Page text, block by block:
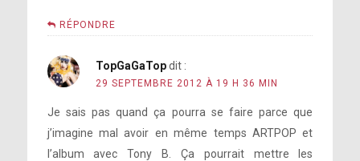
RÉPONDRE
TopGaGaTop dit :
29 SEPTEMBRE 2012 À 19 H 36 MIN
Je sais pas quand ça pourra se faire parce que
j’imagine mal avoir en même temps ARTPOP et
l’album avec Tony B. Ça pourrait mettre les